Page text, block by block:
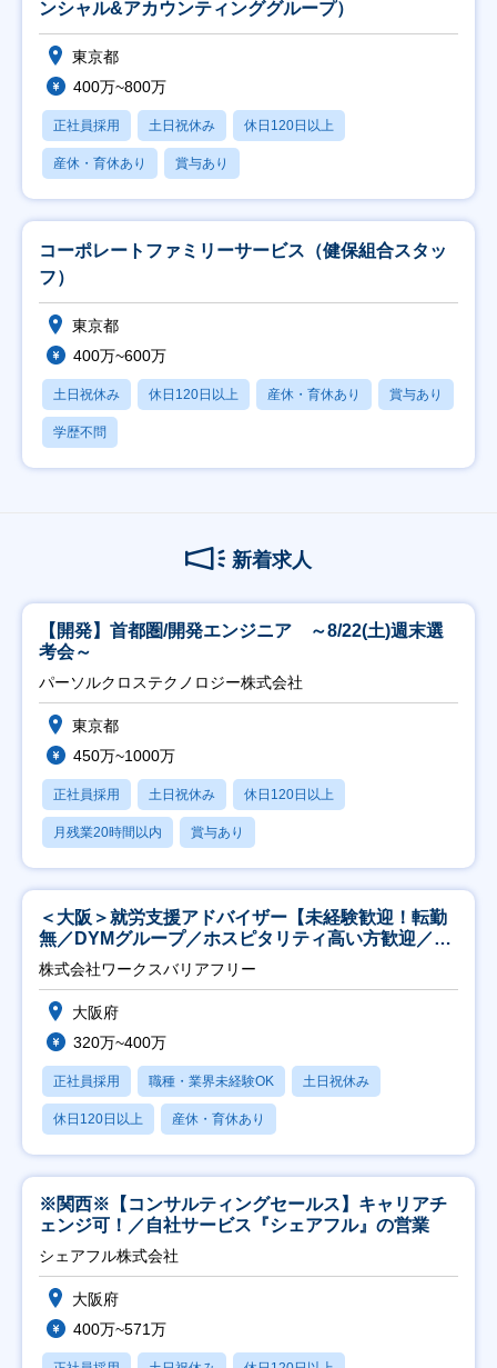
ンシャル&アカウンティンググループ）
東京都
400万~800万
正社員採用 土日祝休み 休日120日以上
産休・育休あり 賞与あり
コーポレートファミリーサービス（健保組合スタッ
フ）
東京都
400万~600万
土日祝休み 休日120日以上 産休・育休あり 賞与あり
学歴不問
新着求人
【開発】首都圏/開発エンジニア ～8/22(土)週末選
考会～
パーソルクロステクノロジー株式会社
東京都
450万~1000万
正社員採用 土日祝休み 休日120日以上
月残業20時間以内 賞与あり
＜大阪＞就労支援アドバイザー【未経験歓迎！転勤
無／DYMグループ／ホスピタリティ高い方歓迎／土
日祝】
株式会社ワークスバリアフリー
大阪府
320万~400万
正社員採用 職種・業界未経験OK 土日祝休み
休日120日以上 産休・育休あり
※関西※【コンサルティングセールス】キャリアチ
ェンジ可！／自社サービス『シェアフル』の営業
シェアフル株式会社
大阪府
400万~571万